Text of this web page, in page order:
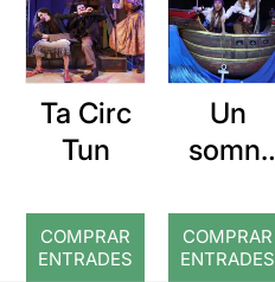
Ta Circ
Tun
COMPRAR
ENTRADES
Un
somni
COMPRAR
ENTRADES